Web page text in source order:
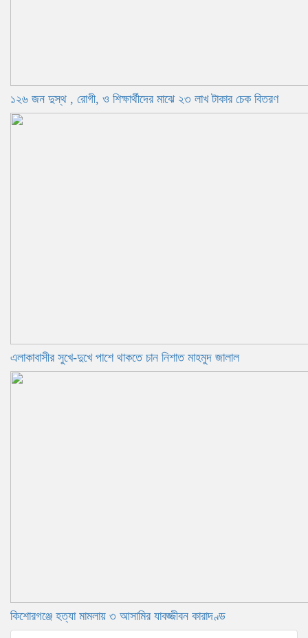
১২৬ জন দুস্থ , রোগী, ও শিক্ষার্থীদের মাঝে ২৩ লাখ টাকার চেক বিতরণ
এলাকাবাসীর সুখে-দুখে পাশে থাকতে চান নিশাত মাহমুদ জালাল
কিশোরগঞ্জে হত্যা মামলায় ৩ আসামির যাবজ্জীবন কারাদণ্ড